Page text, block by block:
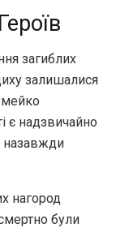
загиблих
залишалися
є надзвичайно
назавжди
нагород
були